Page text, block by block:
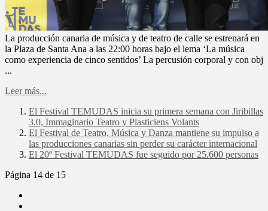
La producción canaria de música y de teatro de calle se estrenará en
la Plaza de Santa Ana a las 22:00 horas bajo el lema ‘La música
como experiencia de cinco sentidos’ La percusión corporal y con obj
...
Leer más...
El Festival TEMUDAS inicia su primera semana con Jiribillas
3.0, Immaginario Teatro y Plasticiens Volants
El Festival de Teatro, Música y Danza mantiene su impulso a
las producciones canarias sin perder su carácter internacional
El 20º Festival TEMUDAS fue seguido por 25.600 personas
Página 14 de 15